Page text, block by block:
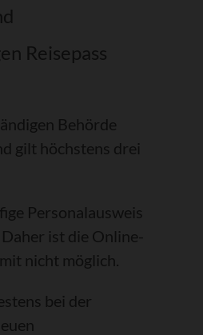
Reisepass
Behörde
gilt höchstens drei
Personalausweis
ist die Online-
nicht möglich.
bei der